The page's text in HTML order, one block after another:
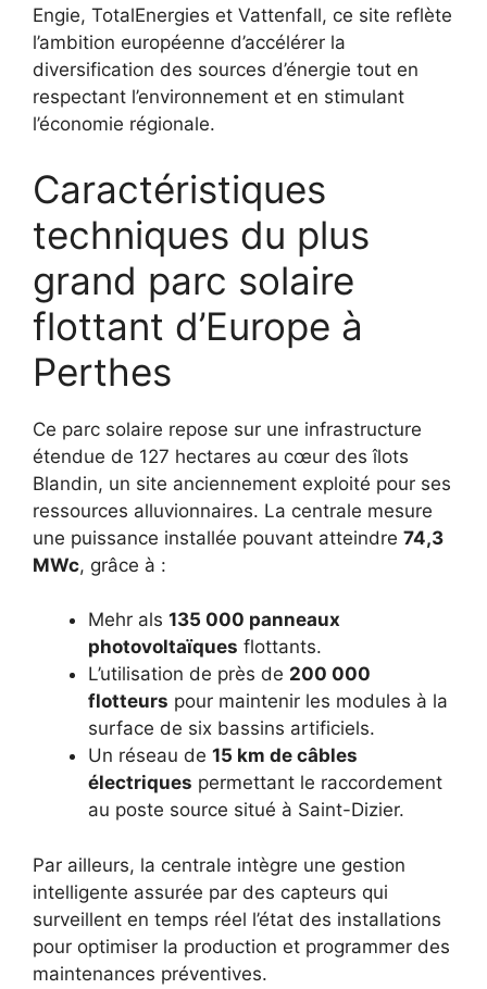
Engie, TotalEnergies et Vattenfall, ce site reflète
l’ambition européenne d’accélérer la
diversification des sources d’énergie tout en
respectant l’environnement et en stimulant
l’économie régionale.
Caractéristiques
techniques du plus
grand parc solaire
flottant d’Europe à
Perthes
Ce parc solaire repose sur une infrastructure
étendue de 127 hectares au cœur des îlots
Blandin, un site anciennement exploité pour ses
ressources alluvionnaires. La centrale mesure
une puissance installée pouvant atteindre 74,3
MWc, grâce à :
Mehr als 135 000 panneaux
photovoltaïques flottants.
L’utilisation de près de 200 000
flotteurs pour maintenir les modules à la
surface de six bassins artificiels.
Un réseau de 15 km de câbles
électriques permettant le raccordement
au poste source situé à Saint-Dizier.
Par ailleurs, la centrale intègre une gestion
intelligente assurée par des capteurs qui
surveillent en temps réel l’état des installations
pour optimiser la production et programmer des
maintenances préventives.